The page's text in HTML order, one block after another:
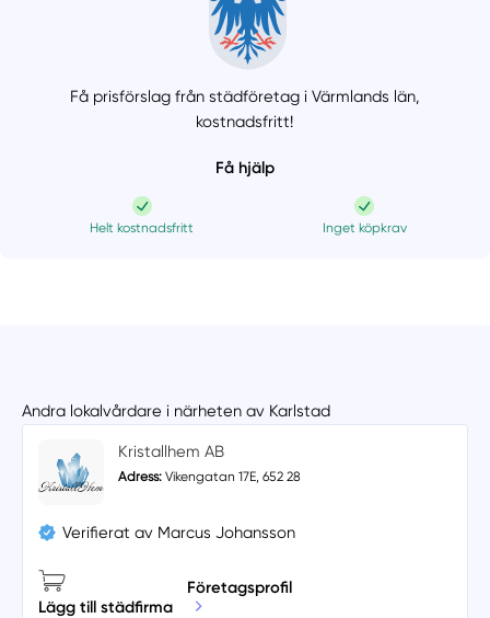
Få prisförslag från städföretag i Värmlands län,
kostnadsfritt!
Få hjälp
Helt kostnadsfritt Inget köpkrav
Andra lokalvårdare i närheten av Karlstad
Kristallhem AB
Adress: Vikengatan 17E, 652 28
Verifierat av Marcus Johansson
Lägg till städfirma
Företagsprofil